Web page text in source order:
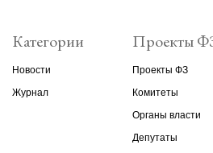
Категории
Новости
Журнал
Проекты
Проекты ФЗ
Комитеты
Органы власти
Депутаты